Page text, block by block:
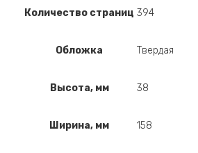
Количество страниц 394
Обложка Твердая
Высота, мм 38
Ширина, мм 158